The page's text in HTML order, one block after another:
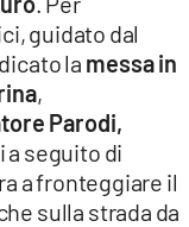
guidato dal
la messa in
,
Parodi,
seguito di
a fronteggiare il
sulla strada da